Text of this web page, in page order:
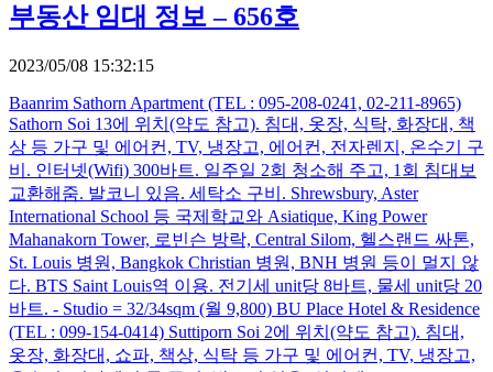
부동산 임대 정보 – 656호
2023/05/08 15:32:15
Baanrim Sathorn Apartment (TEL : 095-208-0241, 02-211-8965)
Sathorn Soi 13에 위치(약도 참고). 침대, 옷장, 식탁, 화장대, 책
상 등 가구 및 에어컨, TV, 냉장고, 에어컨, 전자렌지, 온수기 구
비. 인터넷(Wifi) 300바트. 일주일 2회 청소해 주고, 1회 침대보
교환해줌. 발코니 있음. 세탁소 구비. Shrewsbury, Aster
International School 등 국제학교와 Asiatique, King Power
Mahanakorn Tower, 로빈슨 방락, Central Silom, 헬스랜드 싸톤,
St. Louis 병원, Bangkok Christian 병원, BNH 병원 등이 멀지 않
다. BTS Saint Louis역 이용. 전기세 unit당 8바트, 물세 unit당 20
바트. - Studio = 32/34sqm (월 9,800) BU Place Hotel & Residence
(TEL : 099-154-0414) Suttiporn Soi 2에 위치(약도 참고). 침대,
옷장, 화장대, 쇼파, 책상, 식탁 등 가구 및 에어컨, TV, 냉장고,